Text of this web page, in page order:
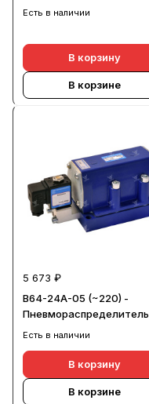
Есть в наличии
В корзину
В корзине
5 673 ₽
В64-24А-05 (~220) -
Пневмораспределитель
Есть в наличии
В корзину
В корзине